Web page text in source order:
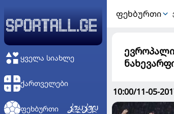
ᲧᲕᲔᲚᲐ ᲡᲘᲐᲮᲚᲔ
ᲥᲐᲠᲗᲕᲔᲚᲔᲑᲘ
ᲤᲔᲮᲑᲣᲠᲗᲘ
ᲤᲔᲮᲑᲣᲠᲗᲘ
10:00/11-05-